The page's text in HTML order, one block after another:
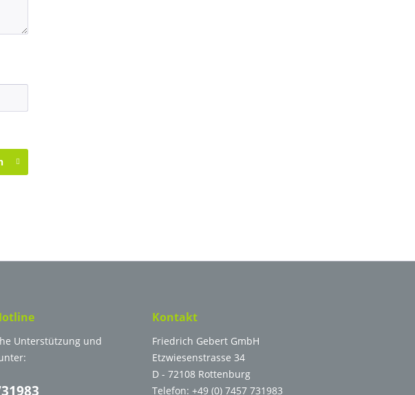
Unterstützung und
Kontakt
Friedrich Gebert GmbH
Etzwiesenstrasse 34
D - 72108 Rottenburg
Telefon: +49 (0) 7457 731983